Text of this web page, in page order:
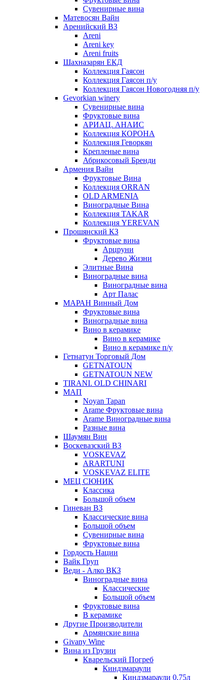
Cувенирные вина
Матевосян Вайн
Аренийский ВЗ
Areni
Areni key
Areni fruits
Шахназарян ЕКД
Коллекция Гаясон
Коллекция Гаясон п/у
Коллекция Гаясон Новогодняя п/у
Gevorkian winery
Сувенирные вина
Фруктовые вина
АРИАЦ. АНАИС
Коллекция КОРОНА
Коллекция Геворкян
Крепленые вина
Абрикосовый Бренди
Армения Вайн
Фруктовые Вина
Коллекция ORRAN
OLD ARMENIA
Виноградные Вина
Коллекция TAKAR
Коллекция YEREVAN
Прошянский КЗ
Фруктовые вина
Арцруни
Дерево Жизни
Элитные Вина
Виноградные вина
Виноградные вина
Арт Палас
МАРАН Винный Дом
Фруктовые вина
Виноградные вина
Вино в керамике
Вино в керамике
Вино в керамике п/у
Гетнатун Торговый Дом
GETNATOUN
GETNATOUN NEW
TIRANI. OLD CHINARI
МАП
Noyan Tapan
Arame Фруктовые вина
Arame Виноградные вина
Разные вина
Шаумян Вин
Воскевазский ВЗ
VOSKEVAZ
ARARTUNI
VOSKEVAZ ELITE
МЕЦ СЮНИК
Классика
Большой объем
Гиневан ВЗ
Классические вина
Большой объем
Сувенирные вина
Фруктовые вина
Гордость Нации
Вайк Груп
Веди - Алко ВКЗ
Виноградные вина
Классические
Большой объем
Фруктовые вина
В керамике
Другие Производители
Армянские вина
Givany Wine
Вина из Грузии
Кварельский Погреб
Киндзмараули
Киндзмараули 0,75л